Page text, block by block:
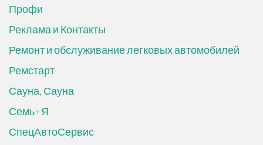
Профи
Реклама и Контакты
Ремонт и обслуживание легковых автомобилей
Ремстарт
Сауна, Сауна
Семь+Я
СпецАвтоСервис